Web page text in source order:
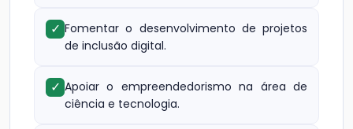
✓ Fomentar o desenvolvimento de projetos
de inclusão digital.
✓ Apoiar o empreendedorismo na área de
ciência e tecnologia.